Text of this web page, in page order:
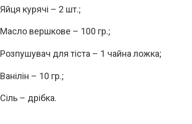
Яйця курячі – 2 шт.;
Масло вершкове – 100 гр.;
Розпушувач для тіста – 1 чайна ложка;
Ванілін – 10 гр.;
Сіль – дрібка.